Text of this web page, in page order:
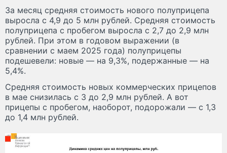
За месяц средняя стоимость нового полуприцепа
выросла с 4,9 до 5 млн рублей. Средняя стоимость
полуприцепа с пробегом выросла с 2,7 до 2,9 млн
рублей. При этом в годовом выражении (в
сравнении с маем 2025 года) полуприцепы
подешевели: новые — на 9,3%, подержанные — на
5,4%.
Средняя стоимость новых коммерческих прицепов
в мае снизилась с 3 до 2,9 млн рублей. А вот
прицепы с пробегом, наоборот, подорожали — с 1,3
до 1,4 млн рублей.